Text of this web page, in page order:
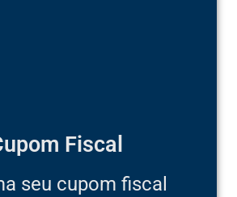
Fiscal
seu cupom fiscal